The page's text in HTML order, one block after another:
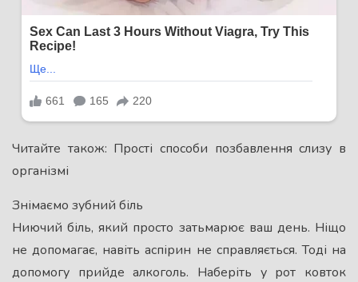
Читайте також: Прості способи позбавлення слизу в
організмі
Знімаємо зубний біль
Ниючий біль, який просто затьмарює ваш день. Ніщо
не допомагає, навіть аспірин не справляється. Тоді на
допомогу прийде алкоголь. Наберіть у рот ковток